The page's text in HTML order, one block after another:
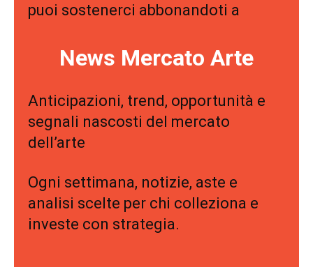
puoi sostenerci abbonandoti a
News Mercato Arte
Anticipazioni, trend, opportunità e
segnali nascosti del mercato
dell’arte
Ogni settimana, notizie, aste e
analisi scelte per chi colleziona e
investe con strategia.